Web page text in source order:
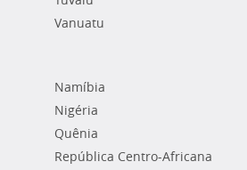
Vanuatu
Namíbia
Nigéria
Quênia
República Centro-Africana